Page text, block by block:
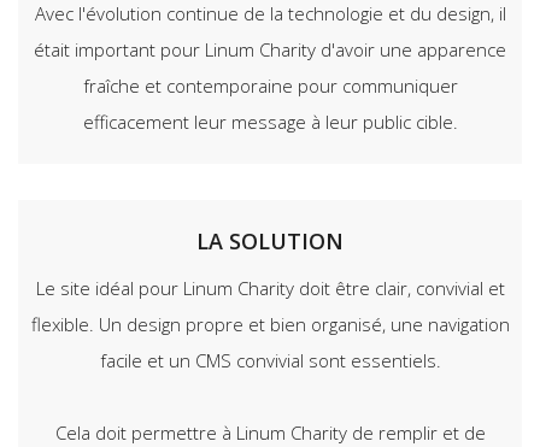
Avec l'évolution continue de la technologie et du design, il
était important pour Linum Charity d'avoir une apparence
fraîche et contemporaine pour communiquer
efficacement leur message à leur public cible.
LA SOLUTION
Le site idéal pour Linum Charity doit être clair, convivial et
flexible. Un design propre et bien organisé, une navigation
facile et un CMS convivial sont essentiels.
Cela doit permettre à Linum Charity de remplir et de